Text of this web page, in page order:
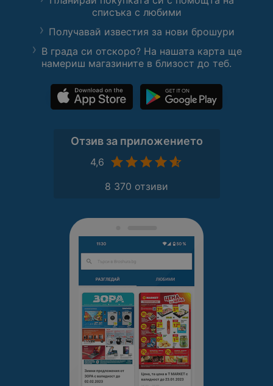
списъка с любими
Получавай известия за нови брошури
В града си отскоро? На нашата карта ще
намериш магазините в близост до теб.
Отзив за приложението
4,6
8 370 отзиви